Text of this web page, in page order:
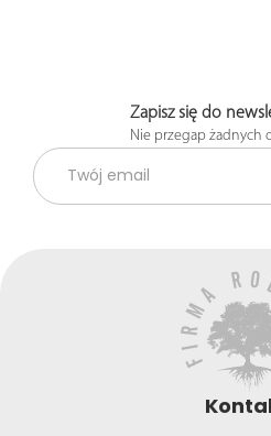
Zapisz się do
Nie przegap żadnych